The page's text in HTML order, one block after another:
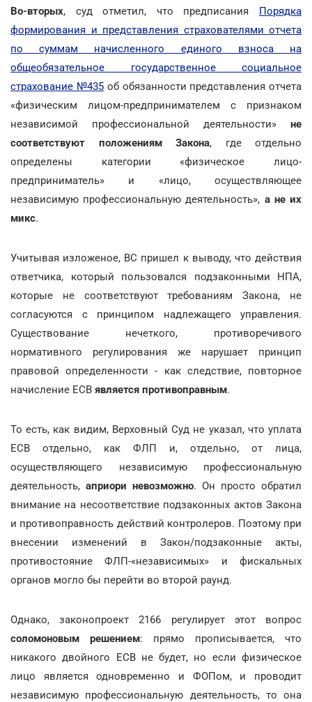
Во-вторых, суд отметил, что предписания Порядка
формирования и представления страхователями отчета
по суммам начисленного единого взноса на
общеобязательное государственное социальное
страхование №435 об обязанности представления отчета
«физическим лицом-предпринимателем с признаком
независимой профессиональной деятельности» не
соответствуют положениям Закона, где отдельно
определены категории «физическое лицо-
предприниматель» и «лицо, осуществляющее
независимую профессиональную деятельность», а не их
микс.
Учитывая изложеное, ВС пришел к выводу, что действия
ответчика, который пользовался подзаконными НПА,
которые не соответствуют требованиям Закона, не
согласуются с принципом надлежащего управления.
Существование нечеткого, противоречивого
нормативного регулирования же нарушает принцип
правовой определенности - как следствие, повторное
начисление ЕСВ является противоправным.
То есть, как видим, Верховный Суд не указал, что уплата
ЕСВ отдельно, как ФЛП и, отдельно, от лица,
осуществляющего независимую профессиональную
деятельность, априори невозможно. Он просто обратил
внимание на несоответствие подзаконных актов Закона
и противоправность действий контролеров. Поэтому при
внесении изменений в Закон/подзаконные акты,
противостояние ФЛП-«независимых» и фискальных
органов могло бы перейти во второй раунд.
Однако, законопроект 2166 регулирует этот вопрос
соломоновым решением: прямо прописывается, что
никакого двойного ЕСВ не будет, но если физическое
лицо является одновременно и ФОПом, и проводит
независимую профессиональную деятельность, то она